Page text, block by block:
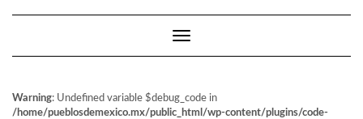
Cambiar modo de navegación
Warning: Undefined variable $debug_code in
/home/pueblosdemexico.mx/public_html/wp-content/plugins/code-